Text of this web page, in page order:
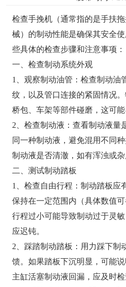
检查手挽机（通常指的是手扶
械）的制动性能是确保其安全
些具体的检查步骤和注意事项：
一、检查制动系统外观
1、观察制动油管：检查制动油
纹，以及管口连接的紧固情况
桥包、车架等部件碰磨，这可能
2、检查制动液：查看制动液量
同一种制动液，避免混用不同
制动液是否清澈，如有浑浊或杂
二、测试制动踏板
1、检查自由行程：制动踏板应
保持在一定范围内（具体数值
行程过小可能导致制动过于灵
应迟钝。
2、踩踏制动踏板：用力踩下制
馈。如果踏板下沉明显，可能
主缸活塞制动液回漏，应及时检